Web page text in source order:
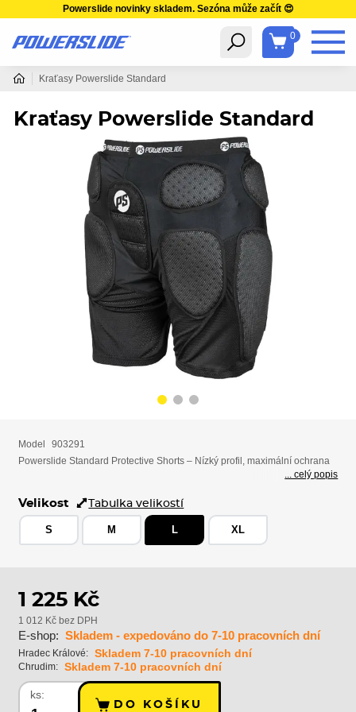
Powerslide novinky skladem. Sezóna může začít 😍
0
Kraťasy Powerslide Standard
Kraťasy Powerslide Standard
Model
903291
Powerslide Standard Protective Shorts – Nízký profil, maximální ochrana
... celý popis
Velikost Tabulka velikostí
S M L XL
1 225 Kč
1 012 Kč bez DPH
E-shop: Skladem - expedováno do 7-10 pracovních dní
Hradec Králové: Skladem 7-10 pracovních dní
Chrudim: Skladem 7-10 pracovních dní
ks:
DO KOŠÍKU